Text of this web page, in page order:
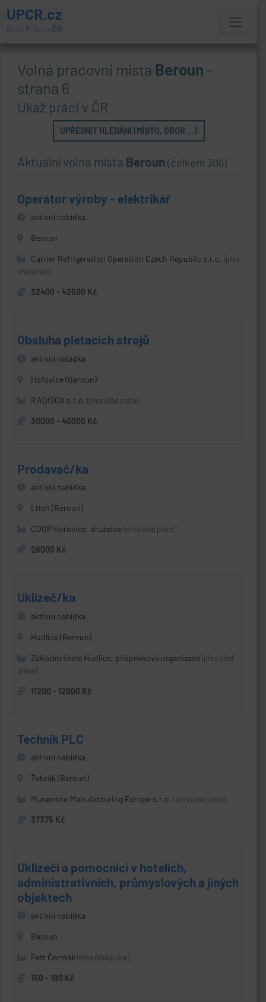
UPCR.cz
U kaž Práci v ČR
Volná pracovní místa Beroun -
strana 6
Ukaž práci v ČR
UPŘESNIT HLEDÁNÍ (MÍSTO, OBOR ...)
Aktuální volná místa Beroun (celkem 306)
Operátor výroby - elektrikář
aktivní nabídka
Beroun
Carrier Refrigeration Operation Czech Republic s.r.o. (přes
úřad práce)
32400 - 42500 Kč
Obsluha pletacích strojů
aktivní nabídka
Hořovice (Beroun)
RADISOX s.r.o. (přes úřad práce)
30000 - 40000 Kč
Prodavač/ka
aktivní nabídka
Liteň (Beroun)
COOP Hořovice, družstvo (přes úřad práce)
28000 Kč
Uklízeč/ka
aktivní nabídka
Hudlice (Beroun)
Základní škola Hudlice, příspěvková organizace (přes úřad
práce)
11200 - 12000 Kč
Technik PLC
aktivní nabídka
Žebrák (Beroun)
Muramoto Manufacturing Europe s.r.o. (přes úřad práce)
37375 Kč
Uklízeči a pomocníci v hotelích,
administrativních, průmyslových a jiných
objektech
aktivní nabídka
Beroun
Petr Čermák (přes úřad práce)
150 - 180 Kč